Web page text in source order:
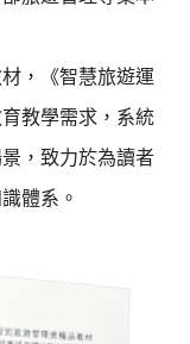
，《智慧旅遊運
教學需求，系統
，致力於為讀者
體系。